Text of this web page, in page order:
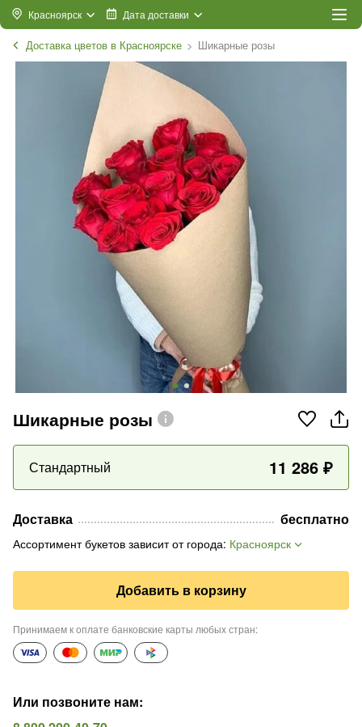
Красноярск Дата доставки
Доставка цветов в Красноярске Шикарные розы
Шикарные розы
Стандартный 11 286 ₽
Доставка бесплатно
Ассортимент букетов зависит от города: Красноярск
Добавить в корзину
Принимаем к оплате банковские карты любых стран:
Или позвоните нам: